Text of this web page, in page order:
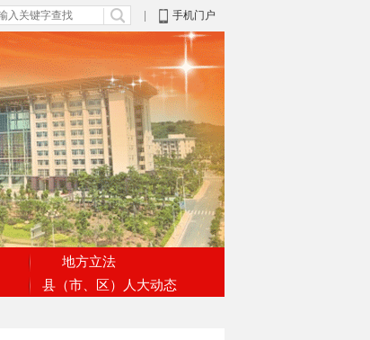
手机门户
地方立法
县（市、区）人大动态